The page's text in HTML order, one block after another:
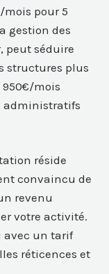
mois pour 5
gestion des
peut séduire
structures plus
mois
administratifs
réside
convaincu de
revenu
votre activité.
avec un tarif
réticences et